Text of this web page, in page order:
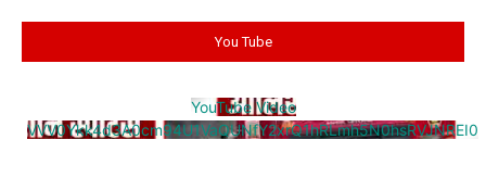
You Tube
YouTube Video
VVV0Ykk4d3A0cm94U1VaQUNfY2xrQ1hRLmh5N0hsRVJNREI0